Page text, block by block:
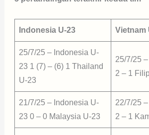
Indonesia U-23 Vietnam
25/7/25 – Indonesia U-
23 1 (7) – (6) 1 Thailand
U-23
25/7/25
2 – 1
21/7/25 – Indonesia U-
23 0 – 0 Malaysia U-23
22/7/25
2 – 1